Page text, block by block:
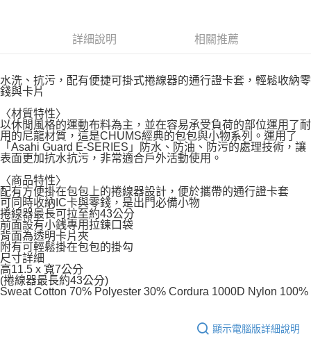
詳細說明 相關推薦
水洗、抗污，配有便捷可掛式捲線器的通行證卡套，輕鬆收納零
錢與卡片
〈材質特性〉
以休閒風格的運動布料為主，並在容易承受負荷的部位運用了耐
用的尼龍材質，這是CHUMS經典的包包與小物系列。運用了
「Asahi Guard E-SERIES」防水、防油、防污的處理技術，讓
表面更加抗水抗污，非常適合戶外活動使用。
〈商品特性〉
配有方便掛在包包上的捲線器設計，便於攜帶的通行證卡套
可同時收納IC卡與零錢，是出門必備小物
捲線器最長可拉至約43公分
前面設有小銭專用拉鍊口袋
背面為透明卡片夾
附有可輕鬆掛在包包的掛勾
尺寸詳細
高11.5 x 寬7公分
(捲線器最長約43公分)
Sweat Cotton 70% Polyester 30% Cordura 1000D Nylon 100%
顯示電腦版詳細說明